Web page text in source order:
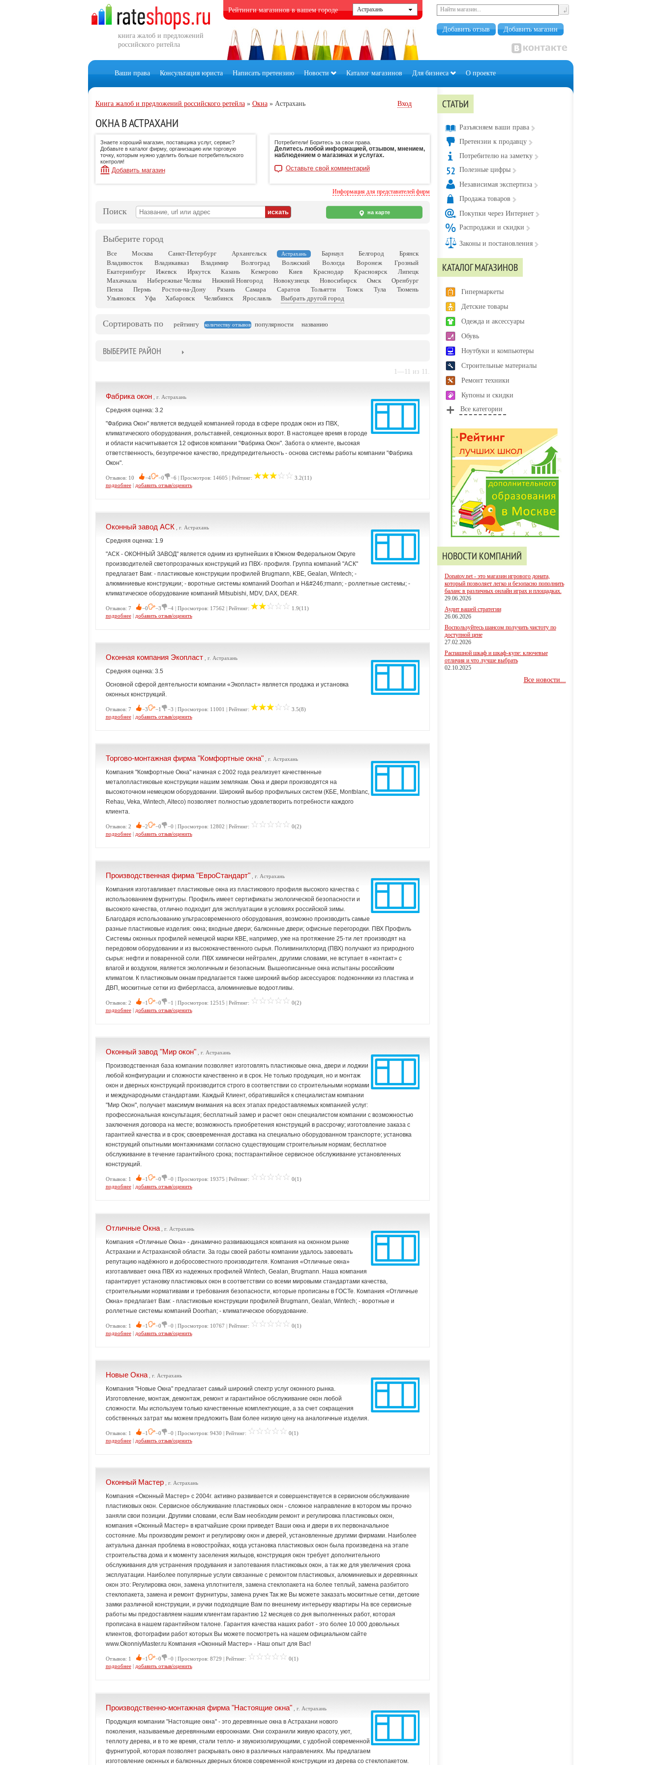
книга жалоб и предложений
российского ритейла
Рейтинги магазинов в вашем городе
Добавить отзыв Добавить магазин
Ваши права Консультация юриста Написать претензию Новости Каталог магазинов Для бизнеса О проекте
Книга жалоб и предложений российского ретейла» Окна» Астрахань Вход
ОКНА В АСТРАХАНИ
Знаете хороший магазин, поставщика услуг, сервис?
Добавьте в каталог фирму, организацию или торговую
точку, которым нужно уделить больше потребительского
контроля!
Добавить магазин
Потребители! Боритесь за свои права.
Делитесь любой информацией, отзывом, мнением,
наблюдением о магазинах и услугах.
Оставьте свой комментарий
Информация для представителей фирм
Поиск на карте
Выберите город
Все Москва Санкт-Петербург Архангельск Астрахань Барнаул Белгород
Брянск
Владивосток
Владикавказ Владимир Волгоград Волжский Вологда Воронеж
Грозный
Екатеринбург
Ижевск Иркутск Казань Кемерово Киев Краснодар Красноярск
Липецк
Махачкала
Набережные Челны Нижний Новгород Новокузнецк Новосибирск Омск
Оренбург
Пенза
Пермь Ростов-на-Дону Рязань Самара Саратов Тольятти Томск Тула
Тюмень
Ульяновск
Уфа Хабаровск Челябинск Ярославль Выбрать другой город
Сортировать по рейтингу количеству отзывов популярности названию
ВЫБЕРИТЕ РАЙОН
1—11 из 11.
Фабрика окон, г. Астрахань
Средняя оценка: 3.2
"Фабрика Окон" является ведущей компанией города в сфере продаж окон из ПВХ,
климатического оборудования, рольставней, секционных ворот. В настоящее время в городе
и области насчитывается 12 офисов компании "Фабрика Окон". Забота о клиенте, высокая
ответственность, безупречное качество, предупредительность - основа системы работы компании "Фабрика
Окон".
Отзывов: 10 −4 −0 −6 | Просмотров: 14605 | Рейтинг:
3.2(11)
подробнее| добавить отзыв/оценить
Оконный завод АСК , г. Астрахань
Средняя оценка: 1.9
"АСК - ОКОННЫЙ ЗАВОД" является одним из крупнейших в Южном Федеральном Округе
производителей светопрозрачных конструкций из ПВХ- профиля. Группа компаний "АСК"
предлагает Вам: - пластиковые конструкции профилей Brugmann, KBE, Gealan, Wintech; -
алюминиевые конструкции; - воротные системы компаний Doorhan и H&#246;rmann; - роллетные системы; -
климатическое оборудование компаний Mitsubishi, MDV, DAX, DEAR.
Отзывов: 7 −0 −3 −4 | Просмотров: 17562 | Рейтинг:
1.9(11)
подробнее| добавить отзыв/оценить
Оконная компания Экопласт, г. Астрахань
Средняя оценка: 3.5
Основной сферой деятельности компании «Экопласт» является продажа и установка
оконных конструкций.
Отзывов: 7 −3 −1 −3 | Просмотров: 11001 | Рейтинг:
3.5(8)
подробнее| добавить отзыв/оценить
Торгово-монтажная фирма "Комфортные окна", г. Астрахань
Компания "Комфортные Окна" начиная с 2002 года реализует качественные
металопластиковые конструкции нашим землякам. Окна и двери производятся на
высокоточном немецком оборудовании. Широкий выбор профильных систем (КБЕ, Montblanc,
Rehau, Veka, Wintech, Alteco) позволяет полностью удовлетворить потребности каждого
клиента.
Отзывов: 2 −2 −0 −0 | Просмотров: 12802 | Рейтинг:
0(2)
подробнее| добавить отзыв/оценить
Производственная фирма "ЕвроСтандарт", г. Астрахань
Компания изготавливает пластиковые окна из пластикового профиля высокого качества с
использованием фурнитуры. Профиль имеет сертификаты экологической безопасности и
высокого качества, отлично подходит для эксплуатации в условиях российской зимы.
Благодаря использованию ультрасовременного оборудования, возможно производить самые
разные пластиковые изделия: окна; входные двери; балконные двери; офисные перегородки. ПВХ Профиль
Системы оконных профилей немецкой марки КВЕ, например, уже на протяжение 25-ти лет производят на
передовом оборудовании и из высококачественного сырья. Поливинилхлорид (ПВХ) получают из природного
сырья: нефти и поваренной соли. ПВХ химически нейтрален, другими словами, не вступает в «контакт» с
влагой и воздухом, является экологичным и безопасным. Вышеописанные окна испытаны российским
климатом. К пластиковым окнам предлагается также широкий выбор аксессуаров: подоконники из пластика и
ДВП, москитные сетки из фибергласса, алюминиевые водоотливы.
Отзывов: 2 −1 −0 −1 | Просмотров: 12515 | Рейтинг:
0(2)
подробнее| добавить отзыв/оценить
Оконный завод "Мир окон", г. Астрахань
Производственная база компании позволяет изготовлять пластиковые окна, двери и лоджии
любой конфигурации и сложности качественно и в срок. Не только продукция, но и монтаж
окон и дверных конструкций производится строго в соответствии со строительными нормами
и международными стандартами. Каждый Клиент, обратившийся к специалистам компании
"Мир Окон", получает максимум внимания на всех этапах предоставляемых компанией услуг:
профессиональная консультация; бесплатный замер и расчет окон специалистом компании с возможностью
заключения договора на месте; возможность приобретения конструкций в рассрочку; изготовление заказа с
гарантией качества и в срок; своевременная доставка на специально оборудованном транспорте; установка
конструкций опытными монтажниками согласно существующим строительным нормам; бесплатное
обслуживание в течение гарантийного срока; постгарантийное сервисное обслуживание установленных
конструкций.
Отзывов: 1 −1 −0 −0 | Просмотров: 19375 | Рейтинг:
0(1)
подробнее| добавить отзыв/оценить
Отличные Окна, г. Астрахань
Компания «Отличные Окна» - динамично развивающаяся компания на оконном рынке
Астрахани и Астраханской области. За годы своей работы компании удалось завоевать
репутацию надёжного и добросовестного производителя. Компания «Отличные окна»
изготавливает окна ПВХ из надежных профилей Wintech, Gealan, Brugmann. Наша компания
гарантирует установку пластиковых окон в соответствии со всеми мировыми стандартами качества,
строительными нормативами и требования безопасности, которые прописаны в ГОСТе. Компания «Отличные
Окна» предлагает Вам: - пластиковые конструкции профилей Brugmann, Gealan, Wintech; - воротные и
роллетные системы компаний Doorhan; - климатическое оборудование.
Отзывов: 1 −1 −0 −0 | Просмотров: 10767 | Рейтинг:
0(1)
подробнее| добавить отзыв/оценить
Новые Окна, г. Астрахань
Компания "Новые Окна" предлагает самый широкий спектр услуг оконного рынка.
Изготовление, монтаж, демонтаж, ремонт и гарантийное обслуживание окон любой
сложности. Мы используем только качественные комплектующие, а за счет сокращения
собственных затрат мы можем предложить Вам более низкую цену на аналогичные изделия.
Отзывов: 1 −1 −0 −0 | Просмотров: 9430 | Рейтинг:
0(1)
подробнее| добавить отзыв/оценить
Оконный Мастер, г. Астрахань
Компания «Оконный Мастер» с 2004г. активно развивается и совершенствуется в сервисном обслуживание
пластиковых окон. Сервисное обслуживание пластиковых окон - сложное направление в котором мы прочно
заняли свои позиции. Другими словами, если Вам необходим ремонт и регулировка пластиковых окон,
компания «Оконный Мастер» в кратчайшие сроки приведет Ваши окна и двери в их первоначальное
состояние. Мы производим ремонт и регулировку окон и дверей, установленные другими фирмами. Наиболее
актуальна данная проблема в новостройках, когда установка пластиковых окон была произведена на этапе
строительства дома и к моменту заселения жильцов, конструкция окон требует дополнительного
обслуживания для устранения продувания и запотевания пластиковых окон, а так же для увеличения срока
эксплуатации. Наиболее популярные услуги связанные с ремонтом пластиковых, алюминиевых и деревянных
окон это: Регулировка окон, замена уплотнителя, замена стеклопакета на более теплый, замена разбитого
стеклопакета, замена и ремонт фурнитуры, замена ручек Так же Вы можете заказать москитные сетки, детские
замки различной конструкции, и ручки подходящие Вам по внешнему интерьеру квартиры На все сервисные
работы мы предоставляем нашим клиентам гарантию 12 месяцев со дня выполненных работ, которая
прописана в нашем гарантийном талоне. Гарантия качества наших работ - это более 10 000 довольных
клиентов, фотографии работ которых Вы можете посмотреть на нашем официальном сайте
www.OkonniyMaster.ru Компания «Оконный Мастер» - Наш опыт для Вас!
Отзывов: 1 −1 −0 −0 | Просмотров: 8729 | Рейтинг:
0(1)
подробнее| добавить отзыв/оценить
Производственно-монтажная фирма "Настоящие окна", г. Астрахань
Продукция компании "Настоящие окна" - это деревянные окна в Астрахани нового
поколения, называемые деревянными евроокнами. Они сохранили живую красоту, уют,
теплоту дерева, и в то же время, стали тепло- и звукоизолирующими, с удобной современной
фурнитурой, которая позволяет раскрывать окно в различных направлениях. Мы предлагаем
изготовление оконных и балконных дверных блоков современной конструкции из дерева со стеклопакетом.
СТАТЬИ
Разъясняем ваши права
Претензии к продавцу
Потребителю на заметку
Полезные цифры
Независимая экспертиза
Продажа товаров
Покупки через Интернет
Распродажи и скидки
Законы и постановления
КАТАЛОГ МАГАЗИНОВ
Гипермаркеты
Детские товары
Одежда и аксессуары
Обувь
Ноутбуки и компьютеры
Строительные материалы
Ремонт техники
Купоны и скидки
Все категории
НОВОСТИ КОМПАНИЙ
Donatov.net - это магазин игрового доната,
который позволяет легко и безопасно пополнить
баланс в различных онлайн играх и площадках.
29.06.2026
Аудит вашей стратегии
26.06.2026
Воспользуйтесь шансом получить чистоту по
доступной цене
27.02.2026
Распашной шкаф и шкаф-купе: ключевые
отличия и что лучше выбрать
02.10.2025
Все новости...